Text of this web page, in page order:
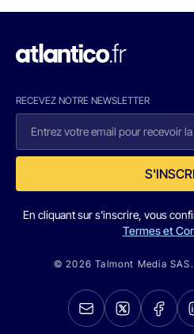
RECEVEZ NOTRE NEWSLETTER
En cliquant sur s'inscrire, vous
Termes et
© 2026 Talmont Media